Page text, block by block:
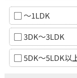
～1LDK
3DK～3LDK
5DK～5LDK以